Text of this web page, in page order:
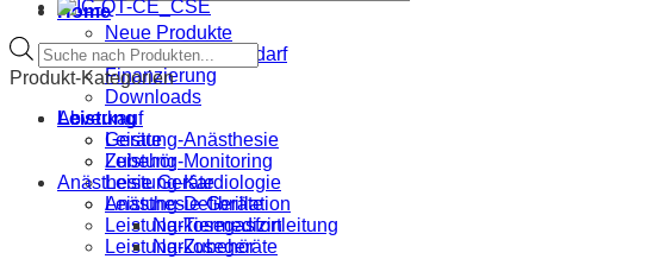
Home
Neue Produkte
Sprechstundenbedarf
Finanzierung
Downloads
Leistung
Leistung-Anästhesie
Leistung-Monitoring
Leistung-Kardiologie
Leistung-Defibrillation
Leistung-Tiermedizin
Leistung-Zubehör
Products
search
Produkt-Kategorien
Abverkauf
Geräte
Zubehör
Anästhesie Geräte
Anästhesie-Geräte
Narkosegasfortleitung
Narkosegeräte